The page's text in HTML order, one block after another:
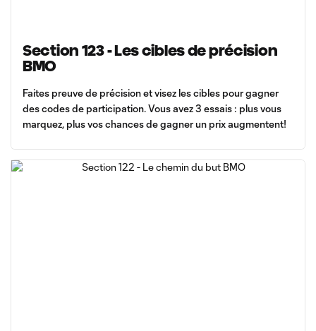
Section 123 - Les cibles de précision
BMO
Faites preuve de précision et visez les cibles pour gagner
des codes de participation. Vous avez 3 essais : plus vous
marquez, plus vos chances de gagner un prix augmentent!